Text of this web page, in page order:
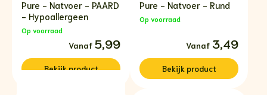
Pure - Natvoer - PAARD
- Hypoallergeen
Op voorraad
5,99
Prijsklasse:
€5,99
tot
€7,99
Bekijkproduct
Pure - Natvoer - Rund
Op voorraad
3,49
Prijsklasse:
€3,49
tot
€5,49
Bekijk product